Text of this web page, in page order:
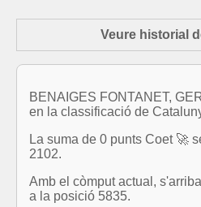
Veure historial
BENAIGES FONTANET,
en la classificació de
La suma de 0 punts Coet 🚀
2102.
Amb el còmput actual,
a la posició 5835.